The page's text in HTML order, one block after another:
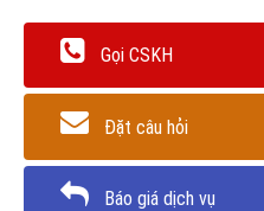
Gọi CSKH
Đặt câu hỏi
Báo giá dịch vụ